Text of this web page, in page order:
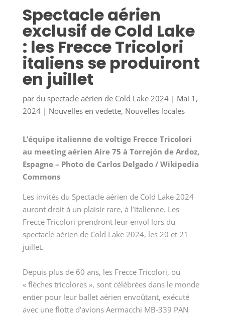
Spectacle aérien
exclusif de Cold Lake
: les Frecce Tricolori
italiens se produiront
en juillet
par du spectacle aérien de Cold Lake 2024| Mai 1,
2024| Nouvelles en vedette, Nouvelles locales
L’équipe italienne de voltige Frecce Tricolori
au meeting aérien Aire 75 à Torrejón de Ardoz,
Espagne – Photo de Carlos Delgado / Wikipedia
Commons
Les invités du Spectacle aérien de Cold Lake 2024
auront droit à un plaisir rare, à l’italienne. Les
Frecce Tricolori prendront leur envol lors du
spectacle aérien de Cold Lake 2024, les 20 et 21
juillet.
Depuis plus de 60 ans, les Frecce Tricolori, ou
« flèches tricolores », sont célébrées dans le monde
entier pour leur ballet aérien envoûtant, exécuté
avec une flotte d’avions Aermacchi MB-339 PAN